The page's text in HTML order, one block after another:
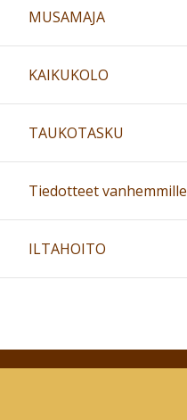
15:00
16:00
19:00
20:00
MUSAMAJA
KAIKUKOLO
TAUKOTASKU
Tiedotteet vanhemmille
ILTAHOITO